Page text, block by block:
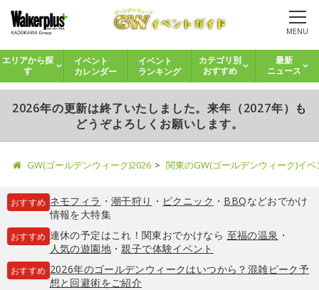
MENU
エリアから探
す
イベント
カレンダー
イベント
ランキング
カテゴリ別
おすすめ
最新
ニュース
2026年の更新は終了いたしました。来年（2027年）も
どうぞよろしくお願いします。
GW(ゴールデンウィーク)2026 関東のGW(ゴールデンウィーク)イ
おすすめ ネモフィラ ・ 潮干狩り ・ ピクニック ・ BBQなどおでかけ
情報を大特集
おすすめ 連休の予定はこれ！関東おでかけなら 至福の温泉 ・
人気の遊園地・親子で体験イベント
おすすめ 2026年のゴールデンウィークはいつから？混雑ピーク予
想と回避術をご紹介